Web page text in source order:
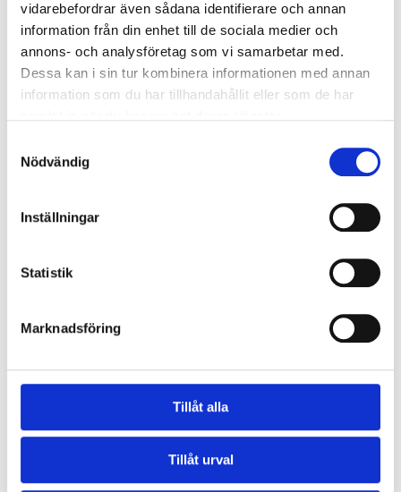
vidarebefordrar även sådana identifierare och annan
information från din enhet till de sociala medier och
annons- och analysföretag som vi samarbetar med.
Dessa kan i sin tur kombinera informationen med annan
information som du har tillhandahållit eller som de har
Nödvändig
Inställningar
Statistik
Marknadsföring
Tillåt alla
Tillåt urval
Lakritsprovning 11
november Linköping
19:30
Lakritsprovning 25
november Linköping
19:30
Lakritsprovning 9
december Linköping
KÖP